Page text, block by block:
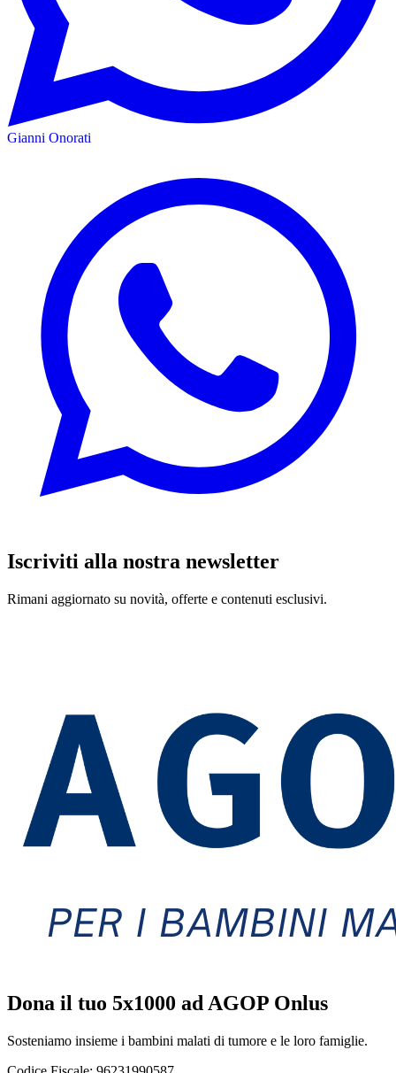
Gianni Onorati
Iscriviti alla nostra newsletter
Rimani aggiornato su novità, offerte e contenuti esclusivi.
Dona il tuo 5x1000 ad AGOP Onlus
Sosteniamo insieme i bambini malati di tumore e le loro famiglie.